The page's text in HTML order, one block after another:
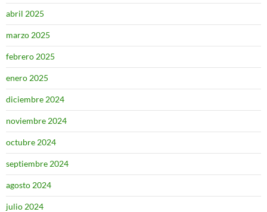
abril 2025
marzo 2025
febrero 2025
enero 2025
diciembre 2024
noviembre 2024
octubre 2024
septiembre 2024
agosto 2024
julio 2024